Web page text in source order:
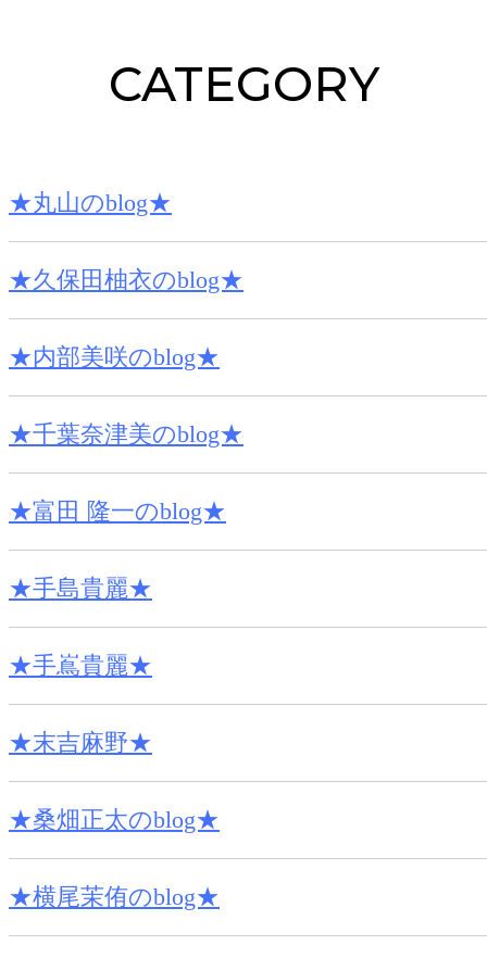
CATEGORY
★丸山のblog★
★久保田柚衣のblog★
★内部美咲のblog★
★千葉奈津美のblog★
★富田 隆一のblog★
★手島貴麗★
★手嶌貴麗★
★末吉麻野★
★桑畑正太のblog★
★横尾茉侑のblog★